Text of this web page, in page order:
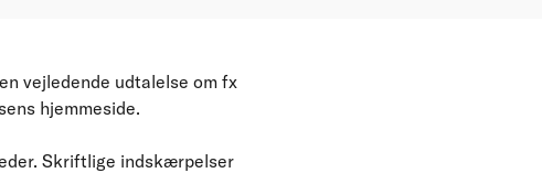
vejledende udtalelse om fx
hjemmeside.
Skriftlige indskærpelser